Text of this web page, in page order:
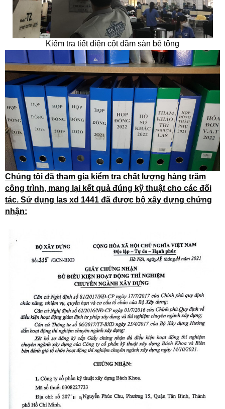
Kiểm tra tiết diện cột dầm sàn bê tông
Chúng tôi đã tham gia kiểm tra chất lượng hàng trăm
công trình, mang lại kết quả đúng kỹ thuật cho các đối
tác. Sử dụng las xd 1441 đã được bộ xây dựng chứng
nhận: